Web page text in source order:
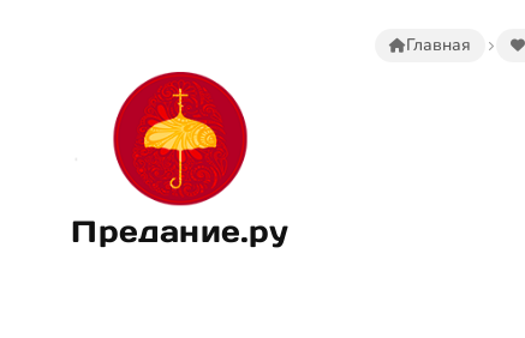
Предание.ру
Главная